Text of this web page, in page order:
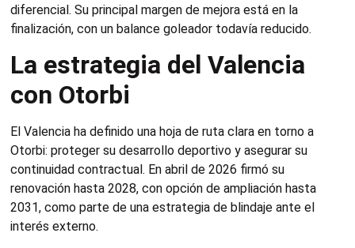
diferencial. Su principal margen de mejora está en la
finalización, con un balance goleador todavía reducido.
La estrategia del Valencia
con Otorbi
El Valencia ha definido una hoja de ruta clara en torno a
Otorbi: proteger su desarrollo deportivo y asegurar su
continuidad contractual. En abril de 2026 firmó su
renovación hasta 2028, con opción de ampliación hasta
2031, como parte de una estrategia de blindaje ante el
interés externo.